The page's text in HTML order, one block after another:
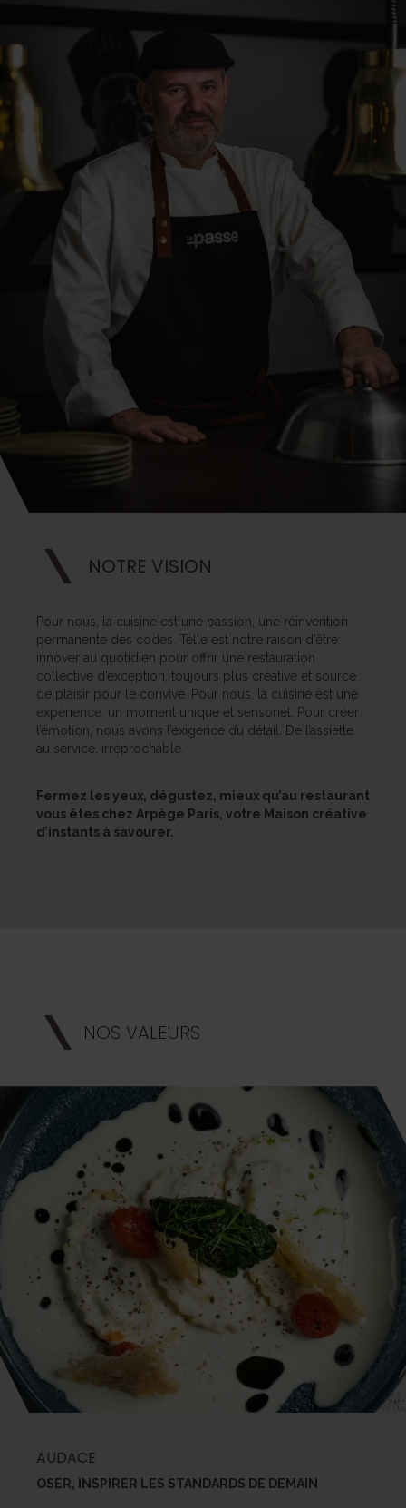
NOTRE VISION
Pour nous, la cuisine est une passion, une réinvention
permanente des codes. Telle est notre raison d’être:
innover au quotidien pour offrir une restauration
collective d’exception, toujours plus créative et source
de plaisir pour le convive. Pour nous, la cuisine est une
expérience, un moment unique et sensoriel. Pour créer
l’émotion, nous avons l’exigence du détail. De l’assiette
au service, irréprochable.
Fermez les yeux, dégustez, mieux qu’au restaurant
vous êtes chez Arpège Paris, votre Maison créative
d’instants à savourer.
NOS VALEURS
AUDACE
OSER, INSPIRER LES STANDARDS DE DEMAIN